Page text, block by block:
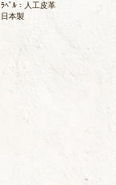
ﾗﾍﾞﾙ：人工皮革
日本製